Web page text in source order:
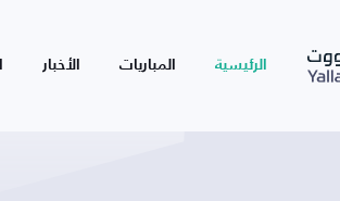
الرئيسية المباريات الأخبار